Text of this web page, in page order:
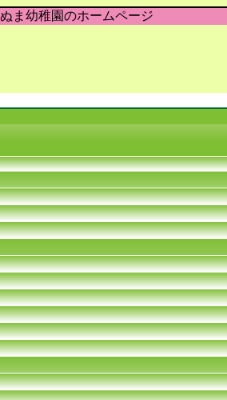
ま幼稚園のホームページ